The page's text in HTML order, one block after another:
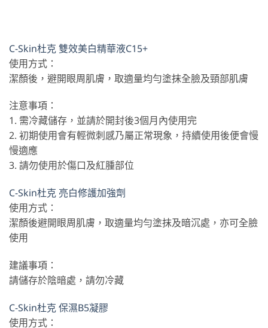
C-Skin杜克 雙效美白精華液C15+
使用方式：
潔顏後，避開眼周肌膚，取適量均勻塗抹全臉及頸部肌膚
注意事項：
1. 需冷藏儲存，並請於開封後3個月內使用完
2. 初期使用會有輕微刺感乃屬正常現象，持續使用後便會慢
慢適應
3. 請勿使用於傷口及紅腫部位
C-Skin杜克 亮白修護加強劑
使用方式：
潔顏後避開眼周肌膚，取適量均勻塗抹及暗沉處，亦可全臉
使用
建議事項：
請儲存於陰暗處，請勿冷藏
C-Skin杜克 保濕B5凝膠
使用方式：